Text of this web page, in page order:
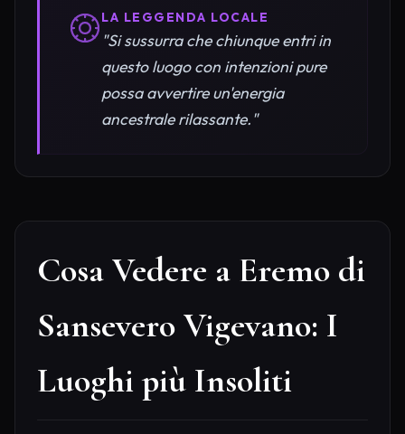
LA LEGGENDA LOCALE
"Si sussurra che chiunque entri in
questo luogo con intenzioni pure
possa avvertire un'energia
ancestrale rilassante."
Cosa Vedere a Eremo di
Sansevero Vigevano: I
Luoghi più Insoliti